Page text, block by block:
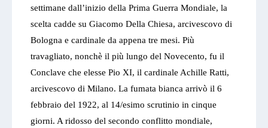
settimane dall’inizio della Prima Guerra Mondiale, la
scelta cadde su Giacomo Della Chiesa, arcivescovo di
Bologna e cardinale da appena tre mesi. Più
travagliato, nonchè il più lungo del Novecento, fu il
Conclave che elesse Pio XI, il cardinale Achille Ratti,
arcivescovo di Milano. La fumata bianca arrivò il 6
febbraio del 1922, al 14/esimo scrutinio in cinque
giorni. A ridosso del secondo conflitto mondiale,